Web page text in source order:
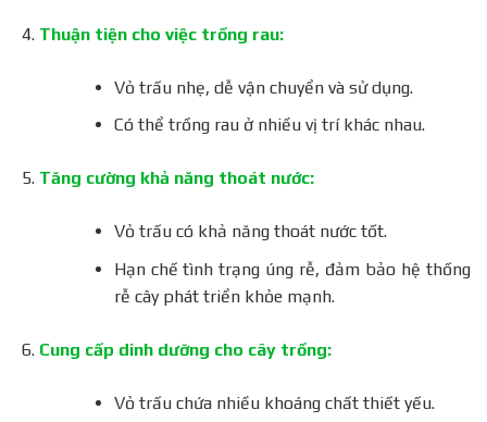
Thuận tiện cho việc trồng rau:
Vỏ trấu nhẹ, dễ vận chuyển và sử dụng.
Có thể trồng rau ở nhiều vị trí khác nhau.
Tăng cường khả năng thoát nước:
Vỏ trấu có khả năng thoát nước tốt.
Hạn chế tình trạng úng rễ, đảm bảo hệ thống
rễ cây phát triển khỏe mạnh.
Cung cấp dinh dưỡng cho cây trồng:
Vỏ trấu chứa nhiều khoáng chất thiết yếu.